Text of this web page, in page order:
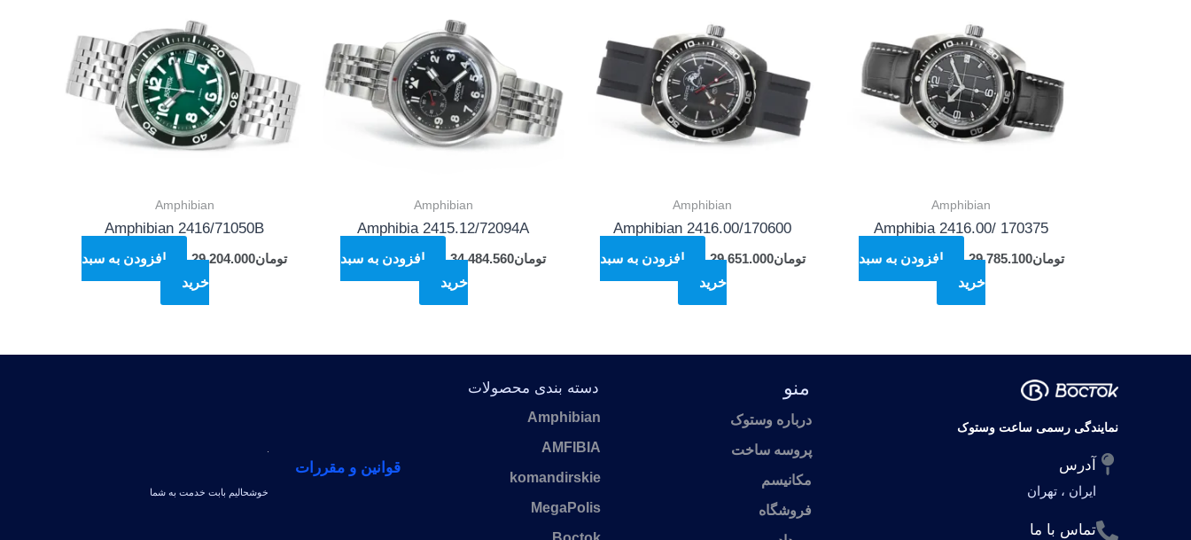
Amphibian
Amphibia 2416.00/ 170375
تومان29.785.100
افزودن به سبد
خرید
Amphibian
Amphibian 2416.00/170600
تومان29.651.000
افزودن به سبد
خرید
Amphibian
Amphibia 2415.12/72094A
تومان34.484.560
افزودن به سبد
خرید
Amphibian
Amphibian 2416/71050B
تومان29.204.000
افزودن به سبد
خرید
نمایندگی رسمی ساعت وستوک
آدرس
ایران ، تهران
تماس با ما
منو
درباره وستوک
پروسه ساخت
مکانیسم
فروشگاه
دسته بندی محصولات
Amphibian
AMFIBIA
komandirskie
MegaPolis
قوانین و مقررات
خوشحالیم بابت خدمت به شما